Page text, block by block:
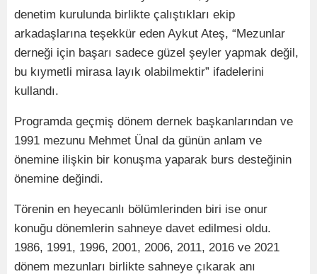
denetim kurulunda birlikte çalıştıkları ekip
arkadaşlarına teşekkür eden Aykut Ateş, “Mezunlar
derneği için başarı sadece güzel şeyler yapmak değil,
bu kıymetli mirasa layık olabilmektir” ifadelerini
kullandı.
Programda geçmiş dönem dernek başkanlarından ve
1991 mezunu Mehmet Ünal da günün anlam ve
önemine ilişkin bir konuşma yaparak burs desteğinin
önemine değindi.
Törenin en heyecanlı bölümlerinden biri ise onur
konuğu dönemlerin sahneye davet edilmesi oldu.
1986, 1991, 1996, 2001, 2006, 2011, 2016 ve 2021
dönem mezunları birlikte sahneye çıkarak anı